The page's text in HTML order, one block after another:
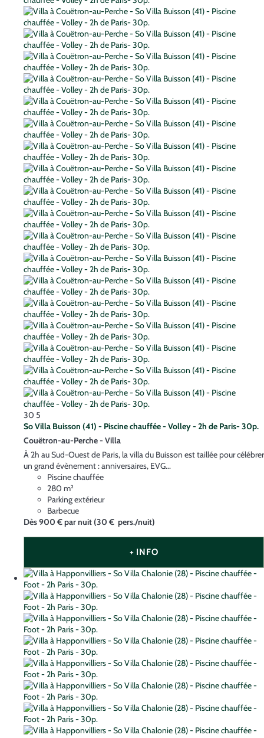
30 5
So Villa Buisson (41) - Piscine chauffée - Volley - 2h de Paris- 30p.
Couëtron-au-Perche - Villa
À 2h au Sud-Ouest de Paris, la villa du Buisson est taillée pour célébrer
un grand évènement : anniversaires, EVG...
Piscine chauffée
280 m²
Parking extérieur
Barbecue
Dès900 €par nuit(30 € pers./nuit)
+ INFO